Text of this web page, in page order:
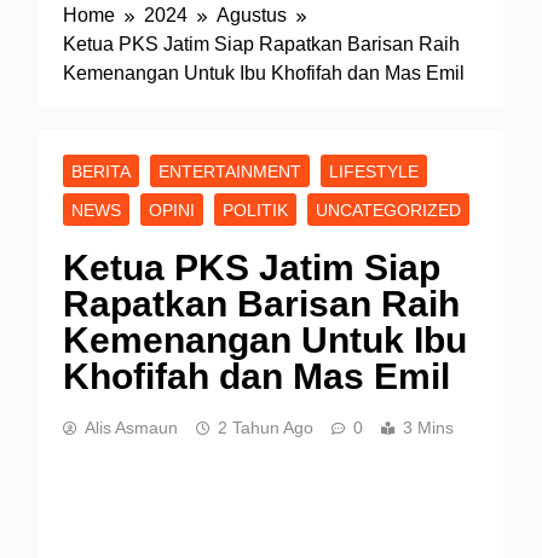
Home 2024
Agustus
Ketua PKS Jatim Siap Rapatkan Barisan Raih
Kemenangan Untuk Ibu Khofifah dan Mas Emil
BERITA ENTERTAINMENT
LIFESTYLE
NEWS
OPINI POLITIK UNCATEGORIZED
Ketua PKS Jatim Siap
Rapatkan Barisan Raih
Kemenangan Untuk Ibu
Khofifah dan Mas Emil
Alis Asmaun 2 Tahun Ago 0 3 Mins